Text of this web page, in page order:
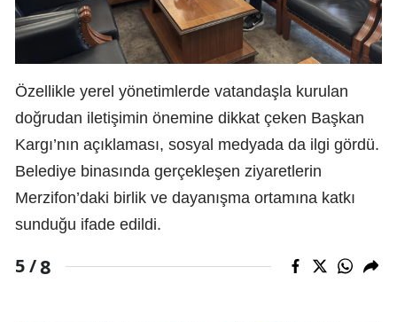
Özellikle yerel yönetimlerde vatandaşla kurulan
doğrudan iletişimin önemine dikkat çeken Başkan
Kargı’nın açıklaması, sosyal medyada da ilgi gördü.
Belediye binasında gerçekleşen ziyaretlerin
Merzifon’daki birlik ve dayanışma ortamına katkı
sunduğu ifade edildi.
5 /8